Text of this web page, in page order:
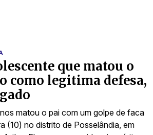
que matou o
como legitima defesa,
matou o pai com um golpe de faca
(10) no distrito de Posselândia, em